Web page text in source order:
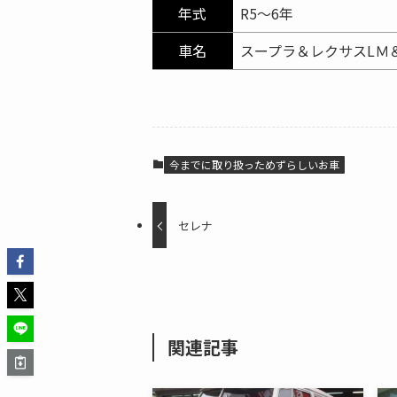
年式
R5～6年
車名
スープラ＆レクサスLＭ
今までに取り扱っためずらしいお車
セレナ
関連記事